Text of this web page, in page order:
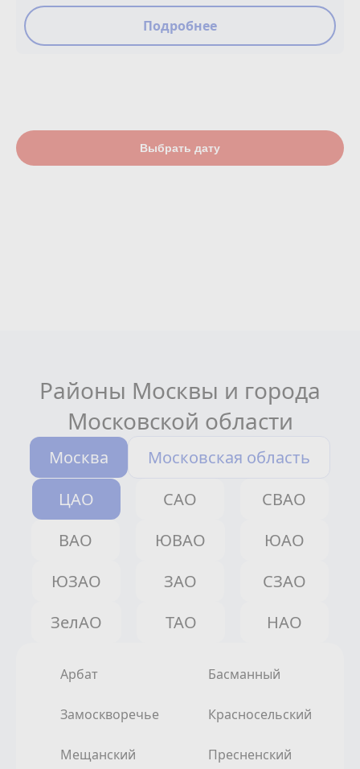
Подробнее
Выбрать дату
Районы Москвы и города
Московской области
Москва
Московская область
ЦАО
САО
СВАО
ВАО
ЮВАО
ЮАО
ЮЗАО
ЗАО
СЗАО
ЗелАО
ТАО НАО
Арбат Басманный
Замоскворечье Красносельский
Мещанский Пресненский